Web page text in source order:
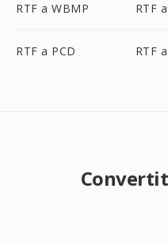
RTF a WBMP RTF
RTF a PCD RTF